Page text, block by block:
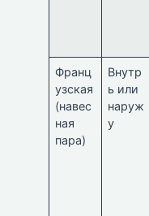
Франц
узская
(навес
ная
пара)
Внутр
ь или
наруж
у